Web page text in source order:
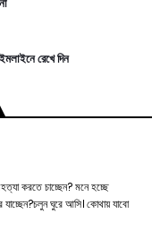
রেখে দিন
করতে চাচ্ছেন? মনে হচ্ছে
যাচ্ছেন?চলুন ঘুরে আসি। কোথায় যাবো